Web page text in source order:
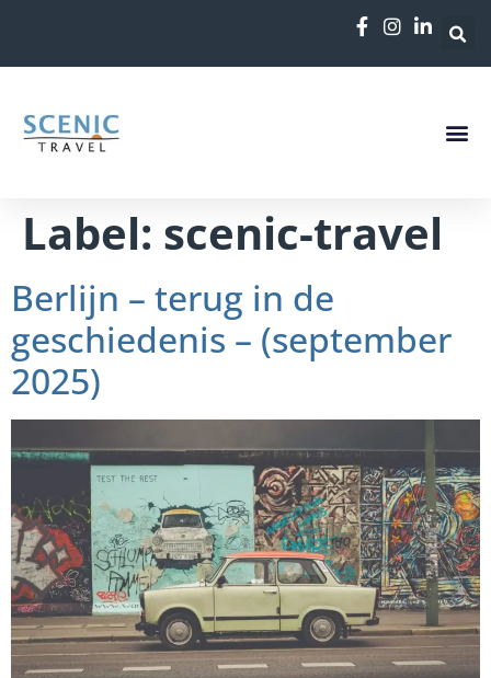
Label: scenic-travel
Berlijn – terug in de
geschiedenis – (september
2025)